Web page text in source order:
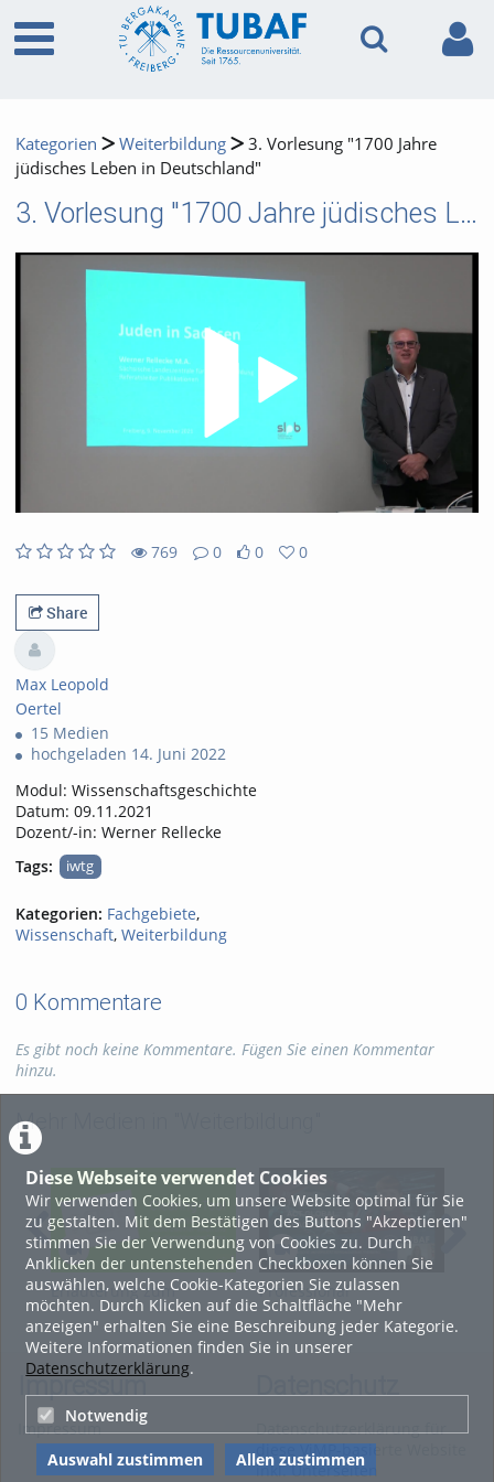
Diese Webseite verwendet Cookies
Wir verwenden Cookies, um unsere Website optimal für Sie
zu gestalten. Mit dem Bestätigen des Buttons "Akzeptieren"
stimmen Sie der Verwendung von Cookies zu. Durch
Anklicken der untenstehenden Checkboxen können Sie
auswählen, welche Cookie-Kategorien Sie zulassen
möchten. Durch Klicken auf die Schaltfläche "Mehr
anzeigen" erhalten Sie eine Beschreibung jeder Kategorie.
Weitere Informationen finden Sie in unserer
Datenschutzerklärung.
Notwendig
Auswahl zustimmen Allen zustimmen
Kategorien Weiterbildung
3. Vorlesung "1700 Jahre
jüdisches Leben in Deutschland"
3. Vorlesung "1700 Jahre jüdisches Leben in Deutschland"
769
0
0
0
Share
Max Leopold
Oertel
15 Medien
hochgeladen 14. Juni 2022
Modul: Wissenschaftsgeschichte
Datum: 09.11.2021
Dozent/-in: Werner Rellecke
Tags:
iwtg
Kategorien: Fachgebiete,
Wissenschaft, Weiterbildung
0 Kommentare
Es gibt noch keine Kommentare. Fügen Sie einen Kommentar
hinzu.
Mehr Medien in "Weiterbildung"
Erläuterung zum
Clearing-Tool (mit
Untertitelung)
Professional
Development: Teach
Global with COIL
Impressum
Impressum
Datenschutzerklärung für
diese ViMP-basierte Website
inkl. Unterseiten